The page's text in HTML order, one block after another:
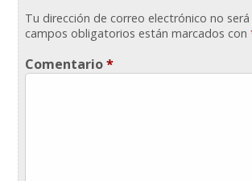
Tu dirección de correo electrónico no
campos obligatorios están marcados con
Comentario*